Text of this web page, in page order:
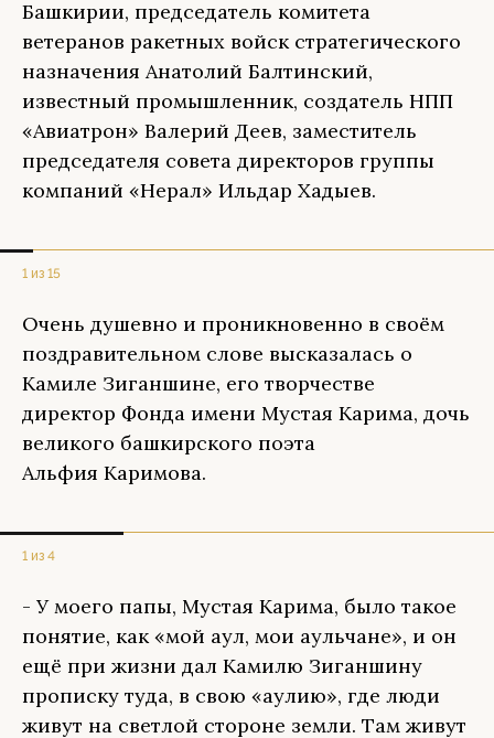
Башкирии, председатель комитета
ветеранов ракетных войск стратегического
назначения Анатолий Балтинский,
известный промышленник, создатель НПП
«Авиатрон» Валерий Деев, заместитель
председателя совета директоров группы
компаний «Нерал» Ильдар Хадыев.
1 из 15
Очень душевно и проникновенно в своём
поздравительном слове высказалась о
Камиле Зиганшине, его творчестве
директор Фонда имени Мустая Карима, дочь
великого башкирского поэта
Альфия Каримова.
1 из 4
- У моего папы, Мустая Карима, было такое
понятие, как «мой аул, мои аульчане», и он
ещё при жизни дал Камилю Зиганшину
прописку туда, в свою «аулию», где люди
живут на светлой стороне земли. Там живут